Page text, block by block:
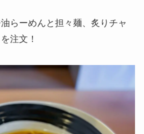
らーめんと担々麺、炙りチャ
注文！